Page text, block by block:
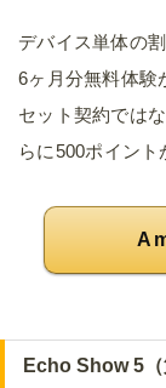
デバイス単体の
6ヶ月分無料体験
セット契約では
らに500ポイント
Echo Show 5（